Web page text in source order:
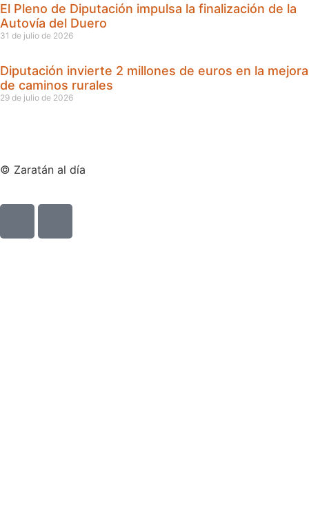
El Pleno de Diputación impulsa la finalización de la
Autovía del Duero
31 de julio de 2026
Diputación invierte 2 millones de euros en la mejora
de caminos rurales
29 de julio de 2026
© Zaratán al día